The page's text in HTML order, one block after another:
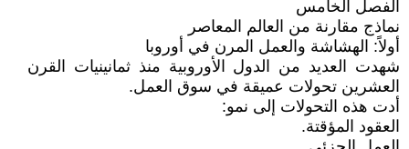
الفصل الخامس
نماذج مقارنة من العالم المعاصر
أولاً: الهشاشة والعمل المرن في أوروبا
شهدت العديد من الدول الأوروبية منذ ثمانينيات القرن
العشرين تحولات عميقة في سوق العمل.
أدت هذه التحولات إلى نمو:
العقود المؤقتة.